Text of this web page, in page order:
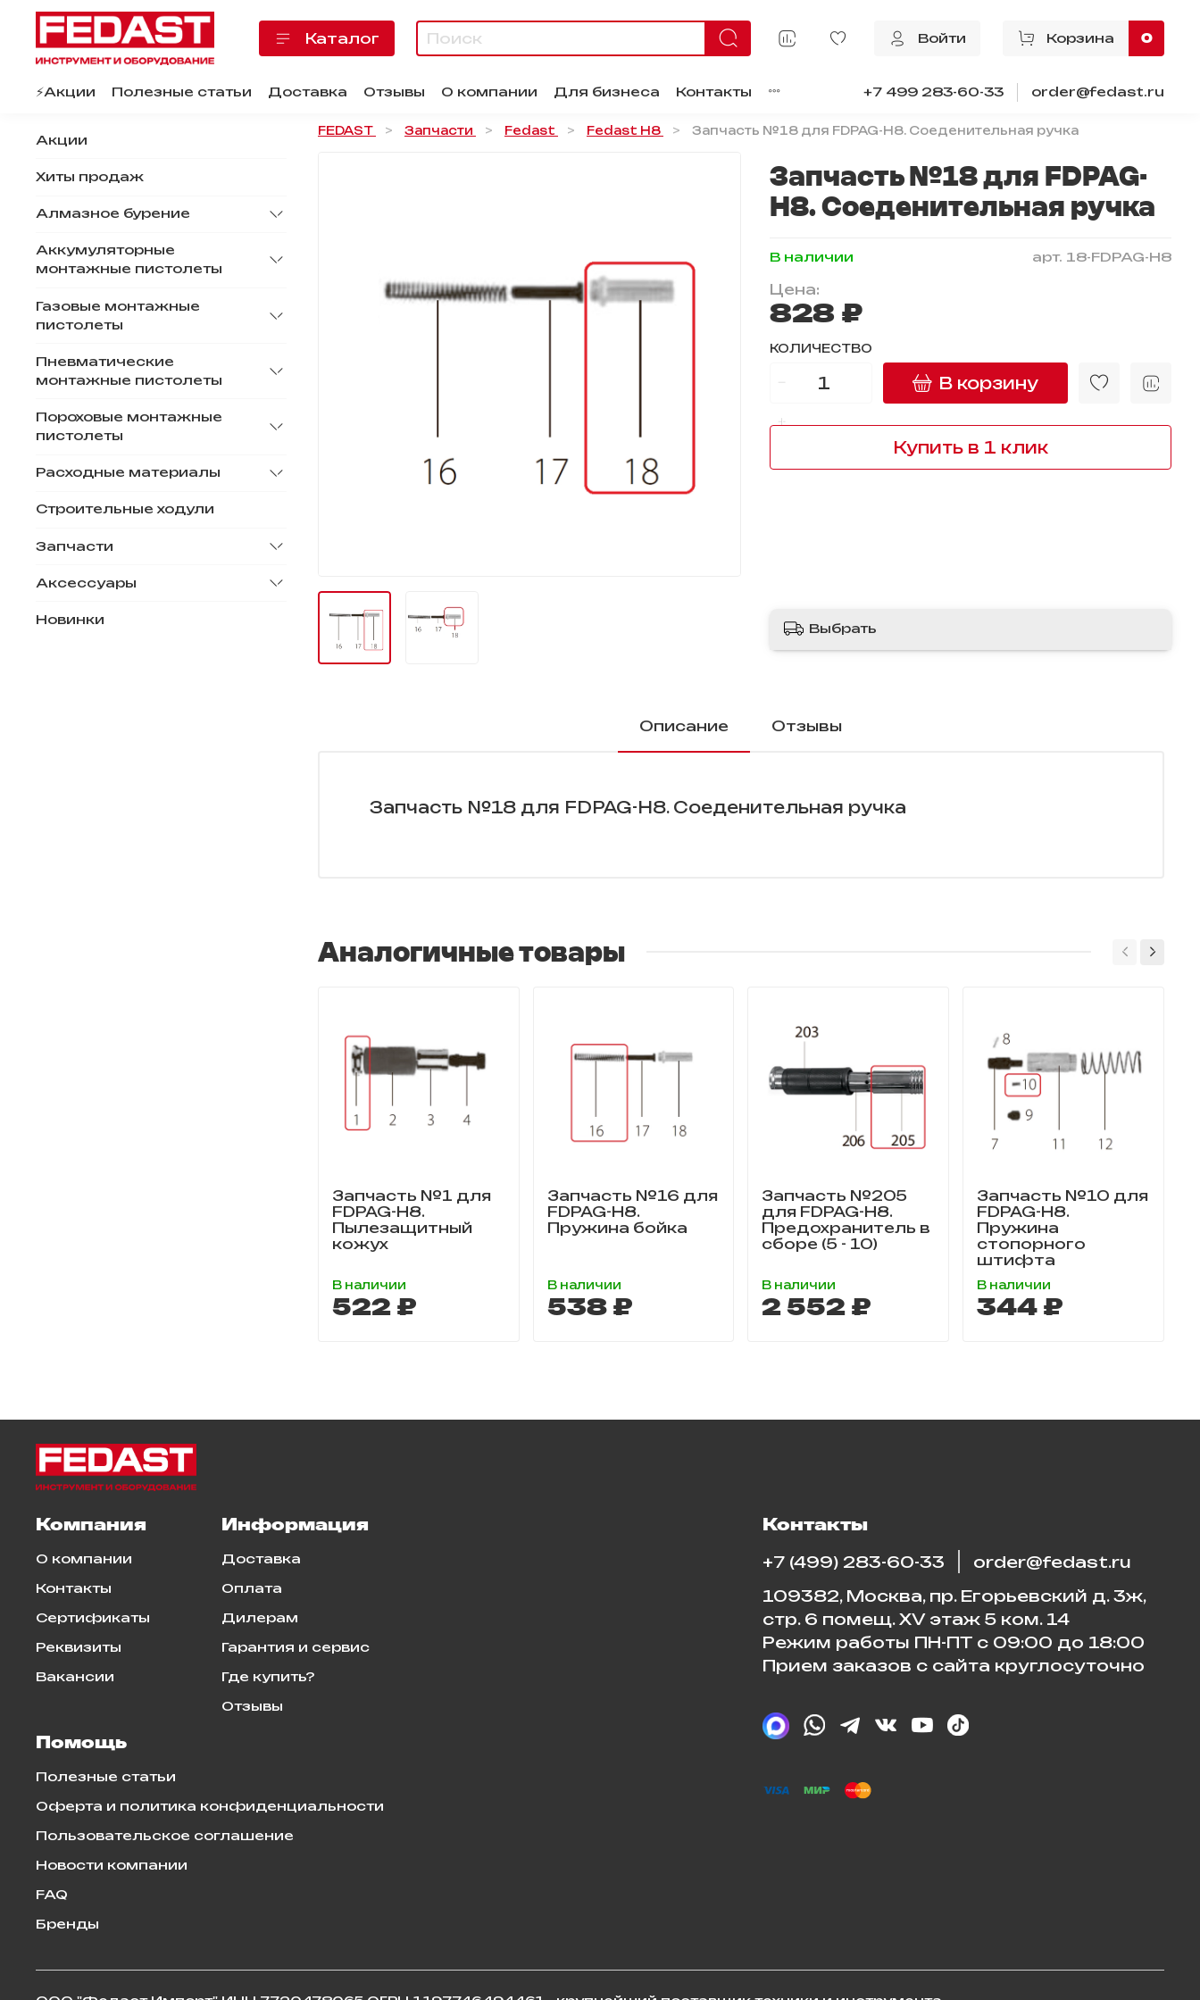
Каталог Войти Корзина 0
⚡️Акции Полезные статьи Доставка Отзывы О компании Для бизнеса Контакты +7 499 283-60-33 order@fedast.ru
FEDAST Запчасти Fedast Fedast H8 Запчасть №18 для FDPAG-H8. Соеденительная ручка
арт. 18-FDPAG-H8
В наличии
Запчасть №18 для FDPAG-
H8. Соеденительная ручка
Цена:
828 ₽
КОЛИЧЕСТВО
В корзину
Купить в 1 клик
Выбрать
Описание Отзывы
Запчасть №18 для FDPAG-H8. Соеденительная ручка
Аналогичные товары
Запчасть №1 для
FDPAG-H8.
Пылезащитный
кожух
В наличии
522 ₽
Запчасть №16 для
FDPAG-H8.
Пружина бойка
В наличии
538 ₽
Запчасть №205
для FDPAG-H8.
Предохранитель в
сборе (5 - 10)
В наличии
2 552 ₽
Запчасть №10 для
FDPAG-H8.
Пружина
стопорного
штифта
В наличии
344 ₽
Акции
Хиты продаж
Алмазное бурение
Аккумуляторные
монтажные пистолеты
Газовые монтажные
пистолеты
Пневматические
монтажные пистолеты
Пороховые монтажные
пистолеты
Расходные материалы
Строительные ходули
Запчасти
Аксессуары
Новинки
Компания
О компании
Контакты
Сертификаты
Реквизиты
Вакансии
Информация
Доставка
Оплата
Дилерам
Гарантия и сервис
Где купить?
Отзывы
Помощь
Полезные статьи
Оферта и политика конфиденциальности
Пользовательское соглашение
Новости компании
FAQ
Бренды
Контакты
+7 (499) 283-60-33
order@fedast.ru
109382, Москва, пр. Егорьевский д. 3ж,
стр. 6 помещ. XV этаж 5 ком. 14
Режим работы ПН-ПТ с 09:00 до 18:00
Прием заказов с сайта круглосуточно